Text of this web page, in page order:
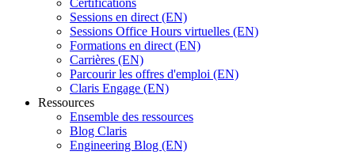
Certifications
Sessions en direct (EN)
Sessions Office Hours virtuelles (EN)
Formations en direct (EN)
Carrières (EN)
Parcourir les offres d'emploi (EN)
Claris Engage (EN)
Ressources
Ensemble des ressources
Blog Claris
Engineering Blog (EN)